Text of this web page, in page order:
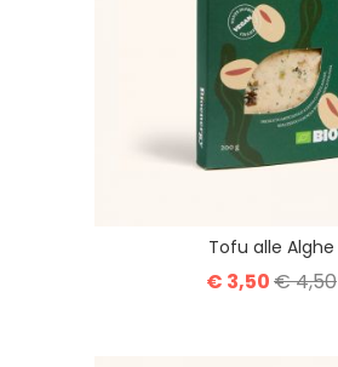
Tofu alle Alghe
€ 3,50€ 4,50